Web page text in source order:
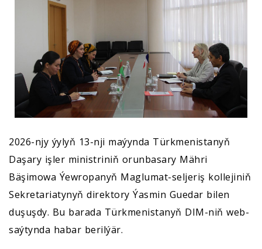
2026-njy ýylyň 13-nji maýynda Türkmenistanyň
Daşary işler ministriniň orunbasary Mähri
Bäşimowa Ýewropanyň Maglumat-seljeriş kollejiniň
Sekretariatynyň direktory Ýasmin Guedar bilen
duşuşdy. Bu barada Türkmenistanyň DIM-niň web-
saýtynda habar berilýär.